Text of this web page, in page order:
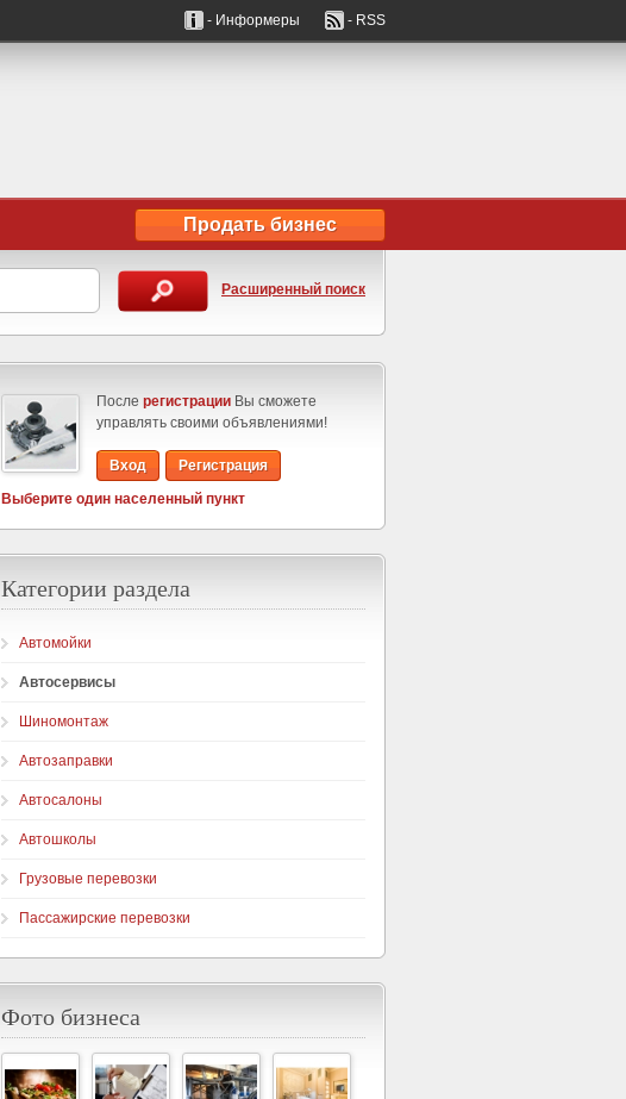
- Информеры - RSS
Продать бизнес
Расширенный поиск
После регистрации Вы сможете
управлять своими объявлениями!
Вход
Регистрация
Выберите один населенный пункт
Категории раздела
Автомойки
Автосервисы
Шиномонтаж
Автозаправки
Автосалоны
Автошколы
Грузовые перевозки
Пассажирские перевозки
Фото бизнеса